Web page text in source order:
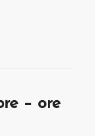
– ore